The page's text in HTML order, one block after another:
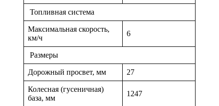
Топливная система
Максимальная скорость,
км/ч
6
Размеры
Дорожный просвет, мм 27
Колесная (гусеничная)
база, мм
1247